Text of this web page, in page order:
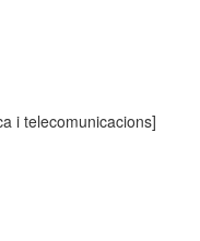
i telecomunicacions]